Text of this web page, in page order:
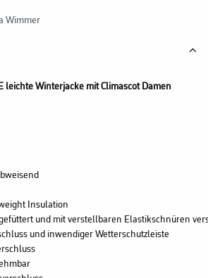
Wimmer
leichte Winterjacke mit Climascot Damen
Insulation
und mit verstellbaren Elastikschnüren
und inwendiger Wetterschutzleiste